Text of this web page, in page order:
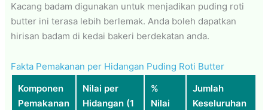
Kacang badam digunakan untuk menjadikan puding roti
butter ini terasa lebih berlemak. Anda boleh dapatkan
hirisan badam di kedai bakeri berdekatan anda.
Fakta Pemakanan per Hidangan Puding Roti Butter
Komponen
Pemakanan
Nilai per
Hidangan (1
%
Nilai
Jumlah
Keseluruhan